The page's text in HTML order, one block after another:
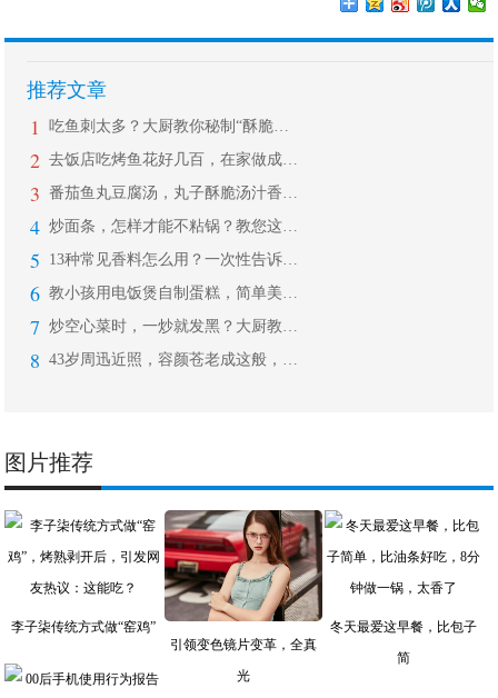
推荐文章
1 吃鱼刺太多？大厨教你秘制“酥脆鱼”，
2 去饭店吃烤鱼花好几百，在家做成本不到
3 番茄鱼丸豆腐汤，丸子酥脆汤汁香浓，开
4 炒面条，怎样才能不粘锅？教您这样做，
5 13种常见香料怎么用？一次性告诉你！
6 教小孩用电饭煲自制蛋糕，简单美味，学
7 炒空心菜时，一炒就发黑？大厨教您几招
8 43岁周迅近照，容颜苍老成这般，五官
图片推荐
李子柒传统方式做“窑鸡”
引领变色镜片变革，全真
光
冬天最爱这早餐，比包子
简